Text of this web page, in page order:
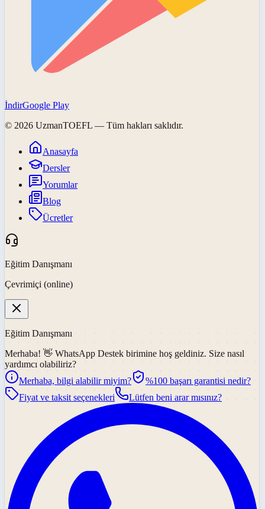
İndirGoogle Play
© 2026 UzmanTOEFL — Tüm hakları saklıdır.
Anasayfa
Dersler
Yorumlar
Blog
Ücretler
Eğitim Danışmanı
Çevrimiçi (online)
Eğitim Danışmanı
Merhaba! 👋 WhatsApp Destek birimine hoş geldiniz. Size nasıl
yardımcı olabiliriz?
Merhaba, bilgi alabilir miyim?
%100 başarı garantisi nedir?
Fiyat ve taksit seçenekleri
Lütfen beni arar mısınız?